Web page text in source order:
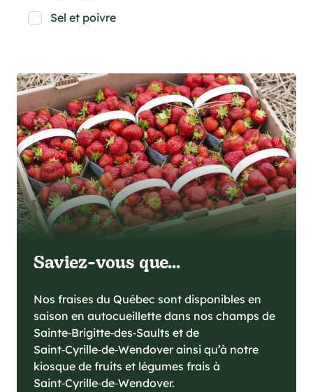
Sel et poivre
Saviez-vous que...
Nos fraises du Québec sont disponibles en
saison en autocueillette dans nos champs de
Sainte‑Brigitte‑des‑Saults et de
Saint‑Cyrille‑de‑Wendover ainsi qu’à notre
kiosque de fruits et légumes frais à
Saint‑Cyrille‑de‑Wendover.